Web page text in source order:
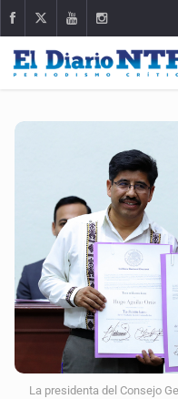
La presidenta del Consejo